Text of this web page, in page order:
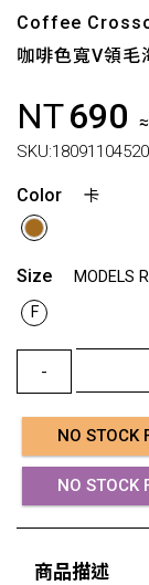
Coffee
咖啡色寬V領毛
NT690
SKU:18091104520
Color 卡
Size MODELS
F
-
NO STOCK
NO STOCK
商品描述